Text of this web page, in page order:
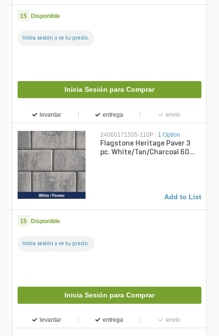
15 Disponible
Inicia sesión y ve tu precio.
Inicia Sesión para Comprar
levantar entrega envío
24060171505-110P 1 Option
Flagstone Heritage Paver 3
pc. White/Tan/Charcoal 60
Add to List
15 Disponible
Inicia sesión y ve tu precio.
Inicia Sesión para Comprar
levantar entrega envío